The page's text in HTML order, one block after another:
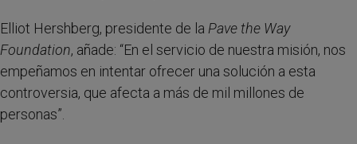
Elliot Hershberg, presidente de la Pave the Way
Foundation, añade: “En el servicio de nuestra misión, nos
empeñamos en intentar ofrecer una solución a esta
controversia, que afecta a más de mil millones de
personas”.